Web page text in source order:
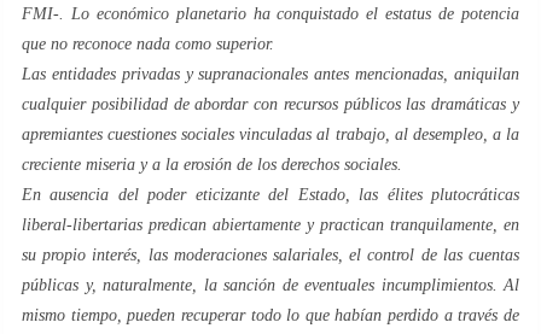
FMI-. Lo económico planetarioha conquistado el estatus de potencia
que no reconoce nada como superior.
Las entidades privadas y supranacionales antes mencionadas, aniquilan
cualquier posibilidad de abordar con recursos públicos las dramáticas y
apremiantes cuestiones sociales vinculadas al trabajo, al desempleo, a la
creciente miseria y a la erosión de los derechos sociales.
En ausencia del poder eticizantedel Estado, las élites plutocráticas
liberal-libertarias predican abiertamente y practican tranquilamente, en
su propio interés, las moderaciones salariales, el control de las cuentas
públicas y, naturalmente, la sanción de eventuales incumplimientos. Al
mismo tiempo, pueden recuperar todo lo que habían perdido a través de